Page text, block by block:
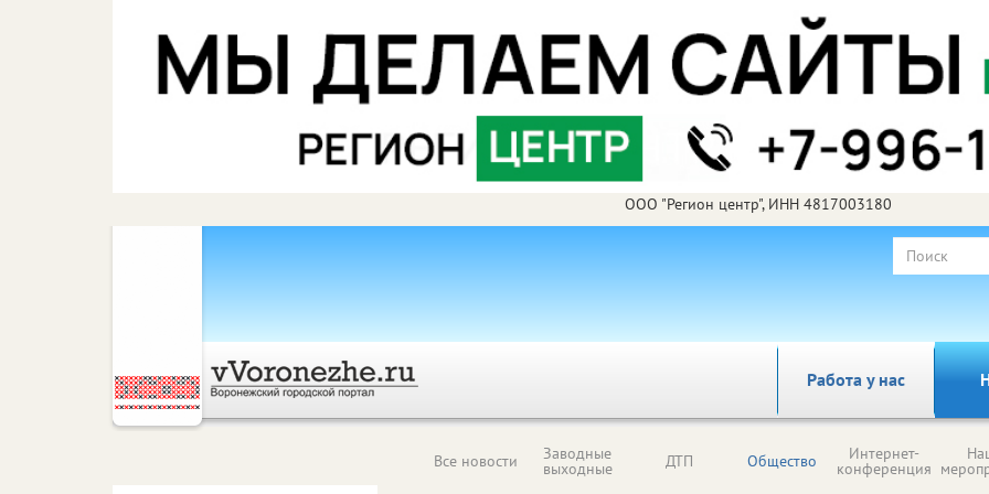
ООО "Регион центр", ИНН 4817003180
Работа у нас
Все новости Заводные
выходные ДТП Общество Интернет-
конференция